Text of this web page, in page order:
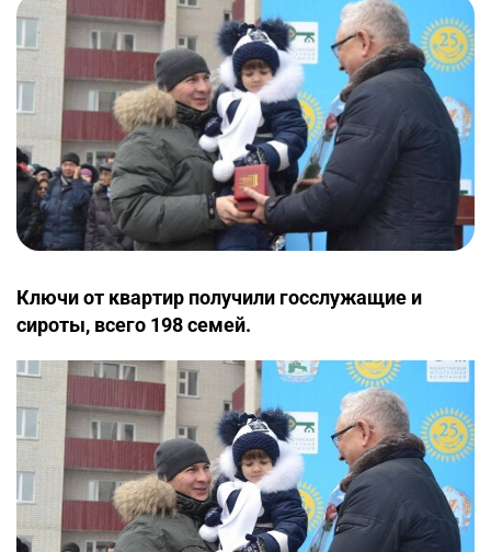
Ключи от квартир получили госслужащие и
сироты, всего 198 семей.